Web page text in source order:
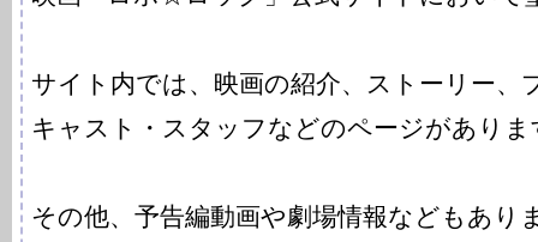
サイト内では、映画の紹介、ストーリー、
キャスト・スタッフなどのページがありま
その他、予告編動画や劇場情報などもあ